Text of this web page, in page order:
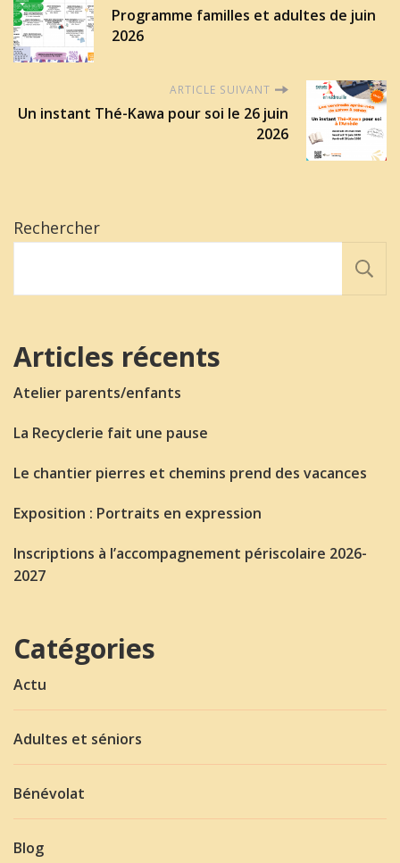
Programme familles et adultes de juin
2026
ARTICLE SUIVANT
Un instant Thé-Kawa pour soi le 26 juin
2026
Rechercher
Articles récents
Atelier parents/enfants
La Recyclerie fait une pause
Le chantier pierres et chemins prend des vacances
Exposition : Portraits en expression
Inscriptions à l’accompagnement périscolaire 2026-
2027
Catégories
Actu
Adultes et séniors
Bénévolat
Blog